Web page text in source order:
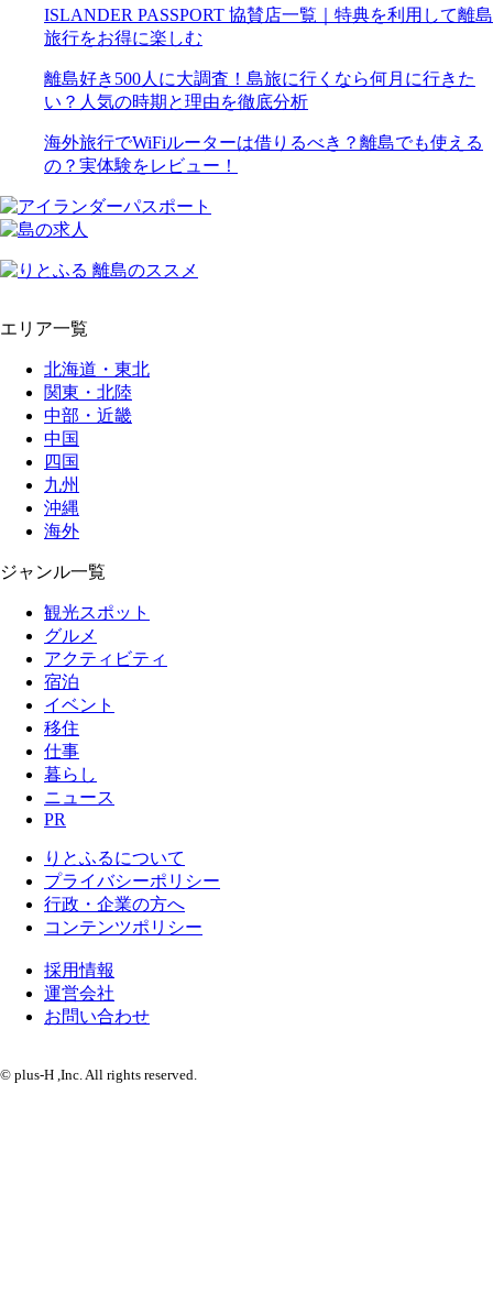
ISLANDER PASSPORT 協賛店一覧｜特典を利用して離島
旅行をお得に楽しむ
離島好き500人に大調査！島旅に行くなら何月に行きた
い？人気の時期と理由を徹底分析
海外旅行でWiFiルーターは借りるべき？離島でも使える
の？実体験をレビュー！
エリア一覧
北海道・東北
関東・北陸
中部・近畿
中国
四国
九州
沖縄
海外
ジャンル一覧
観光スポット
グルメ
アクティビティ
宿泊
イベント
移住
仕事
暮らし
ニュース
PR
りとふるについて
プライバシーポリシー
行政・企業の方へ
コンテンツポリシー
採用情報
運営会社
お問い合わせ
© plus-H ,Inc. All rights reserved.